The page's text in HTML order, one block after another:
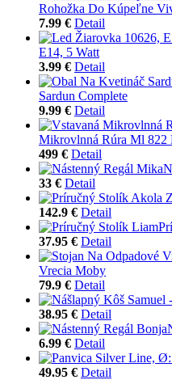
Rohožka Do Kúpeľne
7.99 € Detail
E14, 5 Watt
3.99 € Detail
Sardun Complete
9.99 € Detail
Mikrovlnná Rúra Ml 822
499 € Detail
33 € Detail
142.9 € Detail
37.95 € Detail
Vrecia Moby
79.9 € Detail
38.95 € Detail
6.99 € Detail
49.95 € Detail